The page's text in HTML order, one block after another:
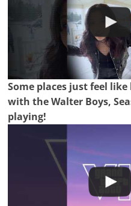
Some places just feel
with the Walter Boys,
playing!